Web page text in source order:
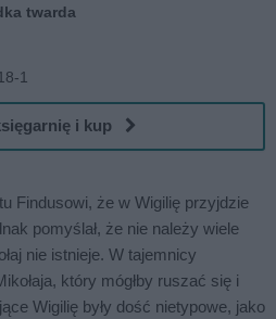
twarda
1
i kup
Findusowi, że w Wigilię przyjdzie
pomyślał, że nie należy wiele
nie istnieje. W tajemnicy
który mógłby ruszać się i
Wigilię były dość nietypowe, jako